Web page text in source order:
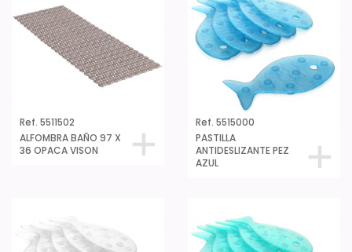
Ref. 5511502
ALFOMBRA BAÑO 97 X
36 OPACA VISON
Ref. 5515000
PASTILLA
ANTIDESLIZANTE PEZ
AZUL